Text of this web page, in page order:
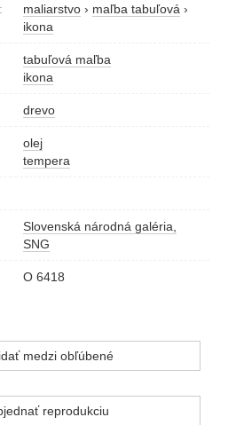
maliarstvo › maľba tabuľová ›
ikona
tabuľová maľba
ikona
drevo
olej
tempera
Slovenská národná galéria,
SNG
O 6418
medzi obľúbené
reprodukciu